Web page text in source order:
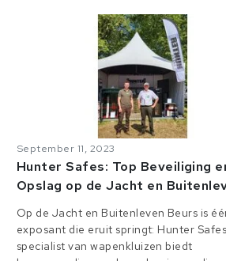
September 11, 2023
Hunter Safes: Top Beveiliging
Opslag op de Jacht en
Op de Jacht en Buitenleven Beurs is
exposant die eruit springt: Hunter
specialist van wapenkluizen biedt